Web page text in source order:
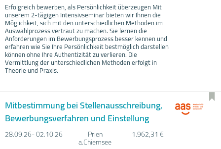
Erfolgreich bewerben, als Persönlichkeit überzeugen Mit
unserem 2-tägigen Intensivseminar bieten wir Ihnen die
Möglichkeit, sich mit den unterschiedlichen Methoden im
Auswahlprozess vertraut zu machen. Sie lernen die
Anforderungen im Bewerbungsprozess besser kennen und
erfahren wie Sie Ihre Persönlichkeit bestmöglich darstellen
können ohne Ihre Authentizität zu verlieren. Die
Vermittlung der unterschiedlichen Methoden erfolgt in
Theorie und Praxis.
Mitbestimmung bei Stellenausschreibung,
Bewerbungsverfahren und Einstellung
28.09.26- 02.10.26 Prien
a.Chiemsee
1.962,31 €